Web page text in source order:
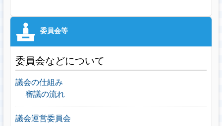
委員会などについて
議会の仕組み
審議の流れ
議会運営委員会